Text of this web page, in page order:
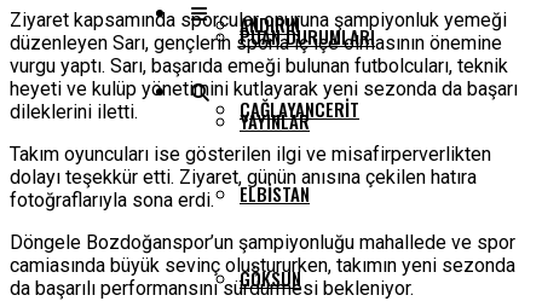
PUAN DURUMLARI
YAYINLAR
ANDIRIN
ÇAĞLAYANCERIT
ELBISTAN
GÖKSUN
Ziyaret kapsamında sporcular onuruna şampiyonluk yemeği
düzenleyen Sarı, gençlerin sporla iç içe olmasının önemine
vurgu yaptı. Sarı, başarıda emeği bulunan futbolcuları, teknik
heyeti ve kulüp yönetimini kutlayarak yeni sezonda da başarı
dileklerini iletti.
Takım oyuncuları ise gösterilen ilgi ve misafirperverlikten
dolayı teşekkür etti. Ziyaret, günün anısına çekilen hatıra
fotoğraflarıyla sona erdi.
Döngele Bozdoğanspor’un şampiyonluğu mahallede ve spor
camiasında büyük sevinç oluştururken, takımın yeni sezonda
da başarılı performansını sürdürmesi bekleniyor.